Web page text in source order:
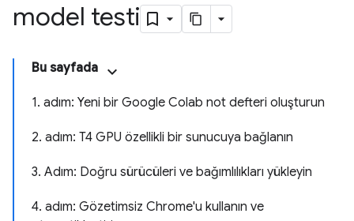
model testi
Bu sayfada
1. adım: Yeni bir Google Colab not defteri oluşturun
2. adım: T4 GPU özellikli bir sunucuya bağlanın
3. Adım: Doğru sürücüleri ve bağımlılıkları yükleyin
4. adım: Gözetimsiz Chrome'u kullanın ve